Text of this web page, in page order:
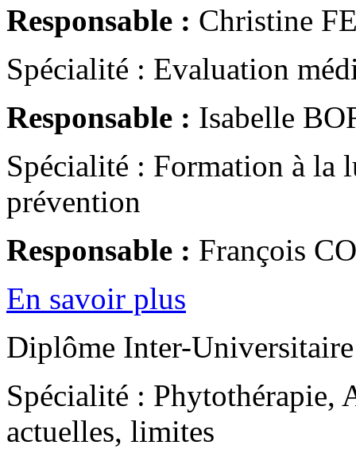
Responsable : Christine
Spécialité : Evaluation
Responsable : Isabelle
Spécialité : Formation à la
prévention
Responsable : François
En savoir plus
Diplôme Inter-Universitaire
Spécialité : Phytothérapie,
actuelles, limites